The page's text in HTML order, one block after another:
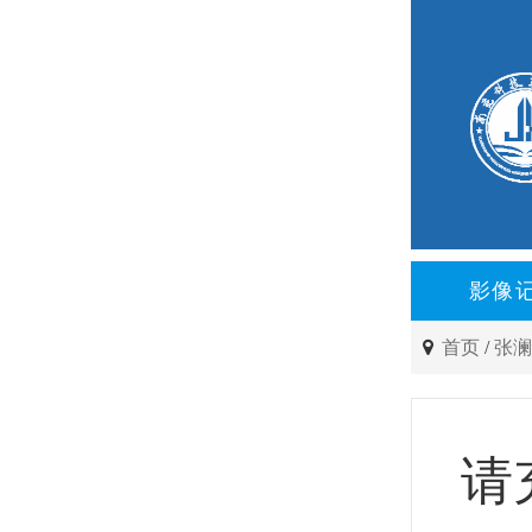
影像
首页 /张
请